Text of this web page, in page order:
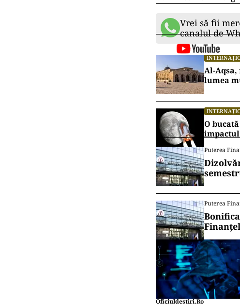
Vrei să fii
canalul de
Al-
lumea
O
impactul
Puterea
Puterea
Oficiuldestiri.ro